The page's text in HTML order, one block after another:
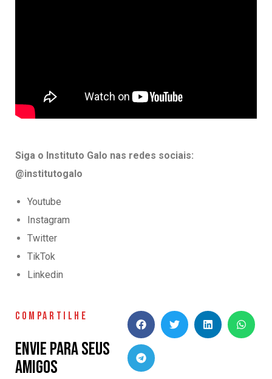
Siga o Instituto Galo nas redes sociais:
@institutogalo
Youtube
Instagram
Twitter
TikTok
Linkedin
COMPARTILHE
Envie para seus
amigos